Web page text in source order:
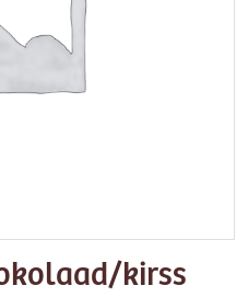
kirss